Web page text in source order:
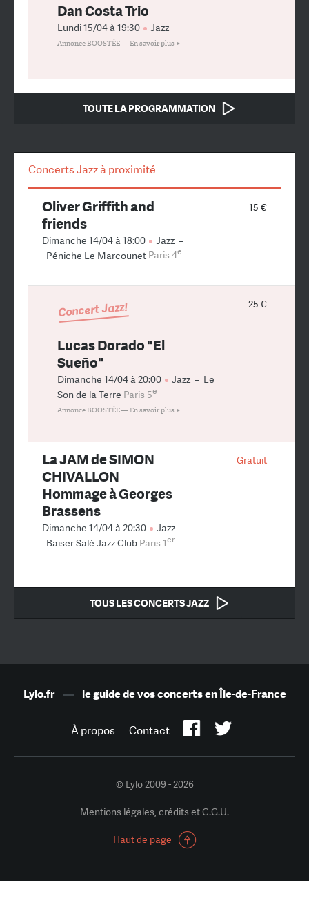
Dan Costa Trio
Lundi 15/04 à 19:30 Jazz
Annonce BOOSTÉE —En savoir plus
TOUTE LA PROGRAMMATION
Concerts Jazz à proximité
15 €
Oliver Griffith and
friends
Dimanche 14/04 à 18:00 Jazz –
Péniche Le Marcounet Paris 4e
25 €
Concert Jazz!
Lucas Dorado "El
Sueño"
Dimanche 14/04 à 20:00 Jazz – Le
Son de la Terre Paris 5e
Annonce BOOSTÉE —En savoir plus
Gratuit
La JAM de SIMON
CHIVALLON
Hommage à Georges
Brassens
Dimanche 14/04 à 20:30 Jazz –
Baiser Salé Jazz Club Paris 1er
TOUS LES CONCERTS JAZZ
Lylo.fr— le guide de vos concerts en Île-de-France
À propos Contact
© Lylo 2009 - 2026
Mentions légales, crédits et C.G.U.
Haut de page